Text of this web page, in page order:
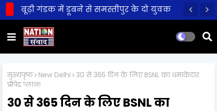
बूढ़ी गंडक में डूबने से समस्तीपुर के दो युवक
मुख्यपृष्ठ New Delhi 30 से 365 दिन के लिए BSNL का धमाकेदार
प्रीपेड प्लान!
30 से 365 दिन के लिए BSNL का